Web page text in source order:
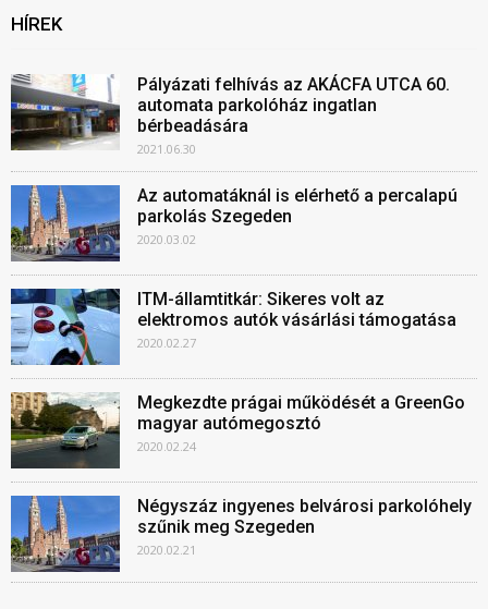
HÍREK
Pályázati felhívás az AKÁCFA UTCA 60.
automata parkolóház ingatlan
bérbeadására
2021.06.30
Az automatáknál is elérhető a percalapú
parkolás Szegeden
2020.03.02
ITM-államtitkár: Sikeres volt az
elektromos autók vásárlási támogatása
2020.02.27
Megkezdte prágai működését a GreenGo
magyar autómegosztó
2020.02.24
Négyszáz ingyenes belvárosi parkolóhely
szűnik meg Szegeden
2020.02.21